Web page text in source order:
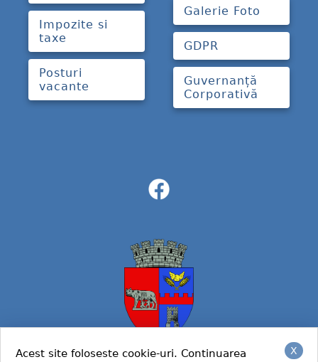
Impozite si
taxe
Posturi
vacante
Galerie Foto
GDPR
Guvernanță
Corporativă
X
Acest site foloseste cookie-uri. Continuarea